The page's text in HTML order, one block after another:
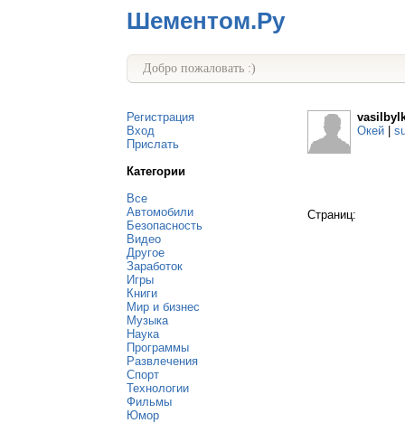
Шементом.Ру
Добро пожаловать :)
Регистрация
Вход
Прислать
Категории
Все
Автомобили
Безопасность
Видео
Другое
Заработок
Игры
Книги
Мир и бизнес
Музыка
Наука
Программы
Развлечения
Спорт
Технологии
Фильмы
Юмор
Окей
Страниц: